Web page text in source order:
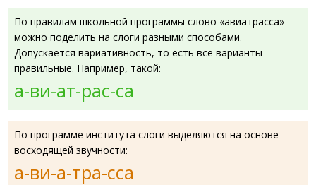
По правилам школьной программы слово «авиатрасса»
можно поделить на слоги разными способами.
Допускается вариативность, то есть все варианты
правильные. Например, такой:
а-ви-ат-рас-са
По программе института слоги выделяются на основе
восходящей звучности:
а-ви-а-тра-сса